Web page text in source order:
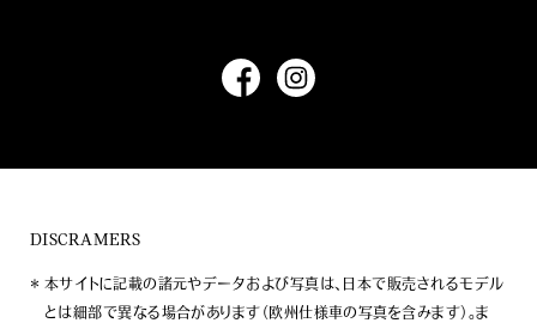
DISCRAMERS
本サイトに記載の諸元やデータおよび写真は、日本で販売されるモデル
とは細部で異なる場合があります（欧州仕様車の写真を含みます）。ま